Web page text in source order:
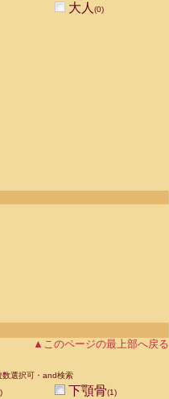
大人 (0)
▲このページの最上部へ戻る
選択可・and検索
下顎骨(1)